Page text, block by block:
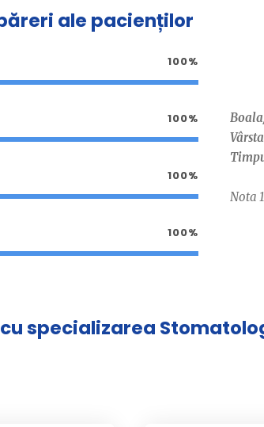
ale pacienților
100%
100%
100%
100%
Nota
specializarea